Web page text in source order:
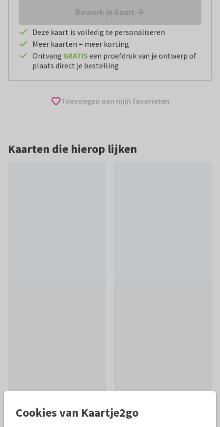
Bewerk je kaart
Deze kaart is volledig te personaliseren
Meer kaarten = meer korting
Ontvang GRATIS een proefdruk van je ontwerp of
plaats direct je bestelling
Toevoegen aan mijn favorieten
Kaarten die hierop lijken
Cookies van Kaartje2go